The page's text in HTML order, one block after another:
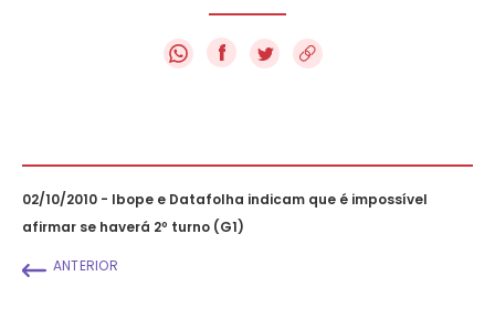
f
02/10/2010 - Ibope e Datafolha indicam que é impossível
afirmar se haverá 2º turno (G1)
ANTERIOR